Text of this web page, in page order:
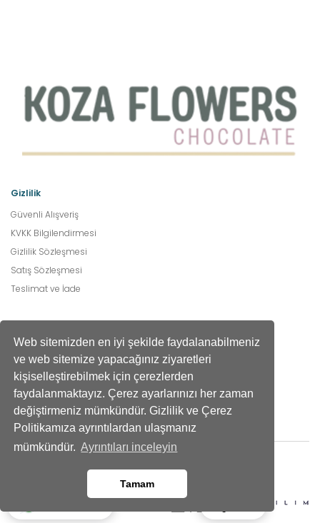
Web sitemizden en iyi şekilde faydalanabilmeniz
ve web sitemize yapacağınız ziyaretleri
kişiselleştirebilmek için çerezlerden
faydalanmaktayız. Çerez ayarlarınızı her zaman
değiştirmeniz mümkündür. Gizlilik ve Çerez
Politikamıza ayrıntılardan ulaşmanız
mümkündür. Ayrıntıları inceleyin
Tamam
Gizlilik
Güvenli Alışveriş
KVKK Bilgilendirmesi
Gizlilik Sözleşmesi
Satış Sözleşmesi
Teslimat ve İade
Burçlara Göre Çiçekler
Çiçek Bakımı
Çiçek Anlamları
Tüm Blog Yazıları